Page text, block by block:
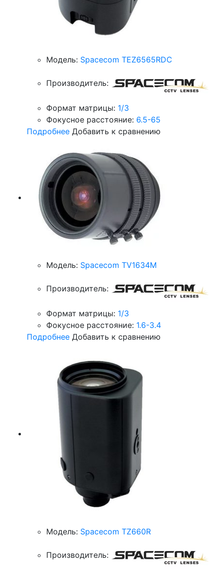
Модель: Spacecom TEZ6565RDC
Производитель:
Формат матрицы: 1/3
Фокусное расстояние: 6.5-65
Подробнее Добавить к сравнению
Модель: Spacecom TV1634M
Производитель:
Формат матрицы: 1/3
Фокусное расстояние: 1.6-3.4
Подробнее Добавить к сравнению
Модель: Spacecom TZ660R
Производитель: